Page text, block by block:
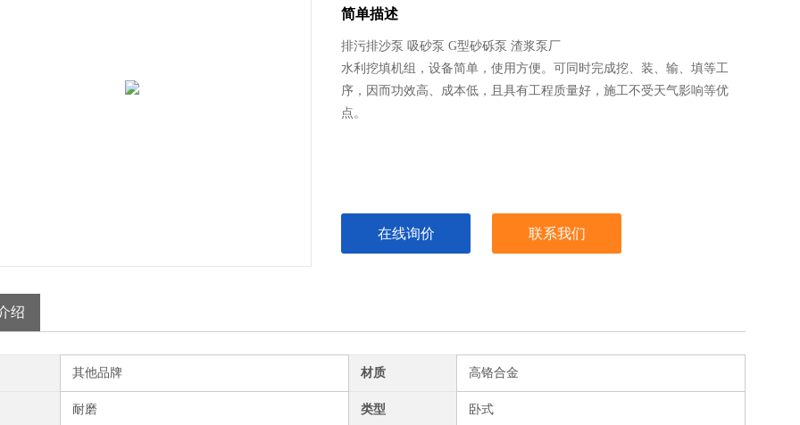
简单描述
排污排沙泵 吸砂泵 G型砂砾泵 渣浆泵厂
水利挖填机组，设备简单，使用方便。可同时完成挖、装、输、填等工
序，因而功效高、成本低，且具有工程质量好，施工不受天气影响等优
点。
在线询价 联系我们
绍
其他品牌 材质 高铬合金
耐磨 类型 卧式